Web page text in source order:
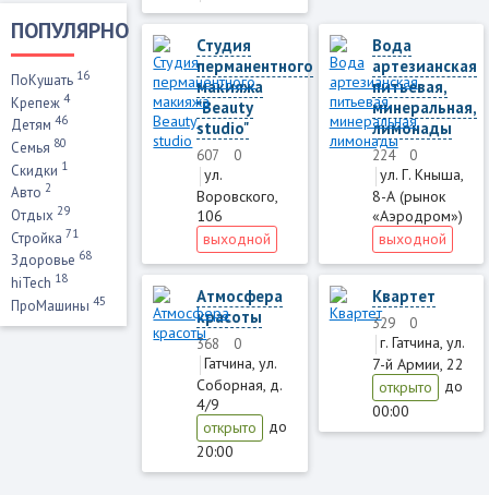
ПОПУЛЯРНО
ПоКушать 16
Крепеж 4
Детям 46
Семья 80
Скидки 1
Авто 2
Отдых 29
Стройка 71
Здоровье 68
hiTech 18
ПроМашины 45
Студия
перманентного
макияжа
"Beauty
studio"
607 0
ул.
Воровского,
106
выходной
Вода
артезианская
питьевая,
минеральная,
лимонады
224 0
ул. Г. Кныша,
8-А (рынок
«Аэродром»)
выходной
Атмосфера
красоты
368 0
Гатчина, ул.
Соборная, д.
4/9
открыто
до
20:00
Квартет
329 0
г. Гатчина, ул.
7-й Армии, 22
открыто
до
00:00